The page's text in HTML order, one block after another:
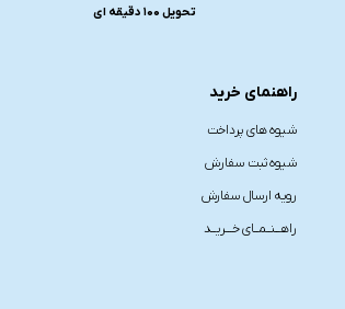
تحویل 100 دقیقه ای
راهنمای خرید
شیوه های پرداخت
شیوه ثبت سفارش
رویه ارسال سفارش
راهـــنــمــای خـــریــد